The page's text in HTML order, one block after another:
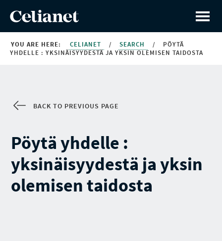
YOU ARE HERE: CELIANET / SEARCH /
PÖYTÄ
YHDELLE : YKSINÄISYYDESTÄ JA YKSIN OLEMISEN TAIDOSTA
BACK TO PREVIOUS PAGE
Pöytä yhdelle :
yksinäisyydestä ja yksin
olemisen taidosta